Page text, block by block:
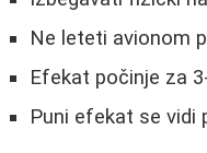
Ne leteti avionom
Efekat počinje za
Puni efekat se vidi